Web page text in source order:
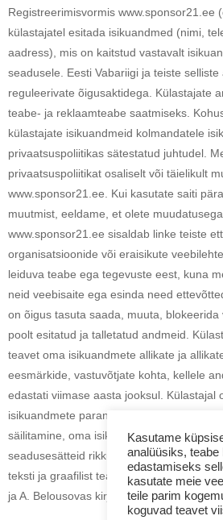
Registreerimisvormis www.sponsor21.ee
külastajatel esitada isikuandmed (nimi,
aadress), mis on kaitstud vastavalt
seadusele. Eesti Vabariigi ja teiste
reguleerivate õigusaktidega. Külastajate
teabe- ja reklaamteabe saatmiseks.
külastajate isikuandmeid kolmandatele
privaatsuspoliitikas sätestatud juhtudel.
privaatsuspoliitikat osaliselt või täielikult
www.sponsor21.ee. Kui kasutate saiti
muutmist, eeldame, et olete
www.sponsor21.ee sisaldab linke teiste
organisatsioonide või eraisikute
leiduva teabe ega tegevuste eest, kuna
neid veebisaite ega esinda need
on õigus tasuta saada, muuta, blokeerida
poolt esitatud ja talletatud andmeid.
teavet oma isikuandmete allikate ja
eesmärkide, vastuvõtjate kohta, kellele
edastati viimase aasta jooksul. Külastajal
isikuandmete parandamist, hävitamist või
säilitamine, oma isikuandmete
seadusesätteid rikkudes. Keelatud on
teksti ja graafilist teavet teistel saitidel,
ja A. Belousovas kirjaliku nõusolekuta.
Kasutame
analüüsiks,
edastamiseks
kasutate meie
teile parim
koguvad teavet